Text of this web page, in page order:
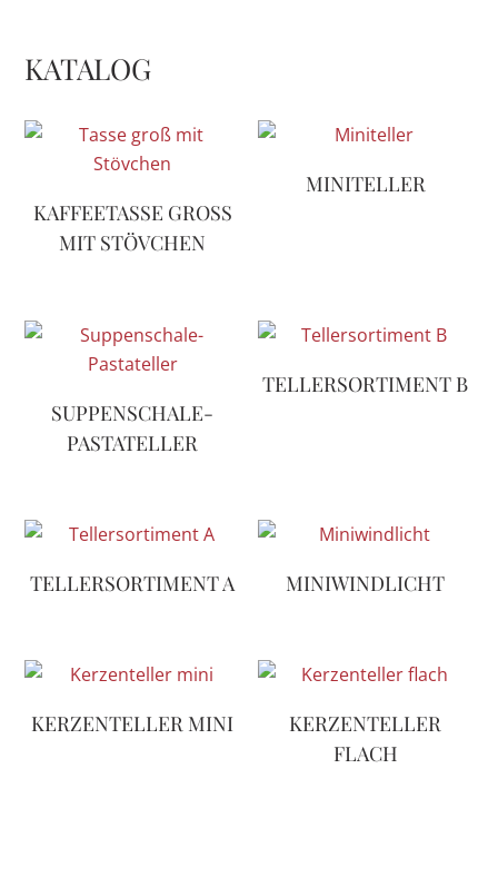
KATALOG
KAFFEETASSE GROSS M
IT STÖVCHEN
MINITELLER
SUPPENSCHALE-
PASTATELLER
TELLERSORTIMENT B
TELLERSORTIMENT A MINIWINDLICHT
KERZENTELLER MINI
KERZENTELLER
FLACH